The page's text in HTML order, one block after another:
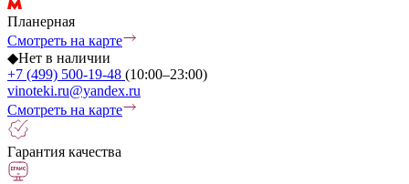
Планерная
Смотреть на карте
◆Нет в наличии
+7 (499) 500-19-48 (10:00–23:00)
vinoteki.ru@yandex.ru
Смотреть на карте
Гарантия качества